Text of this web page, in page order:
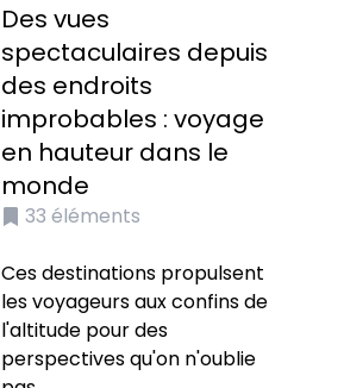
Des vues
spectaculaires depuis
des endroits
improbables : voyage
en hauteur dans le
monde
33 éléments
Ces destinations propulsent
les voyageurs aux confins de
l'altitude pour des
perspectives qu'on n'oublie